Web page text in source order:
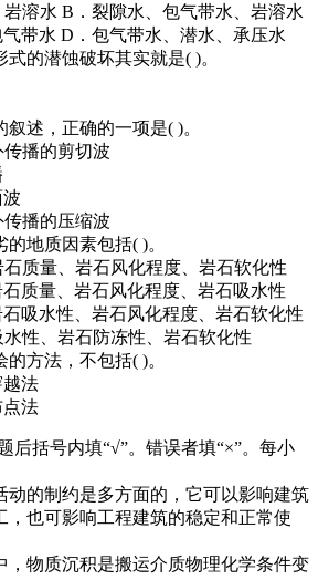
溶水 B．裂隙水、包气带水、岩溶水
带水 D．包气带水、潜水、承压水
的潜蚀破坏其实就是( )。
述，正确的一项是( )。
播的剪切波
播的压缩波
地质因素包括( )。
质量、岩石风化程度、岩石软化性
质量、岩石风化程度、岩石吸水性
吸水性、岩石风化程度、岩石软化性
性、岩石防冻性、岩石软化性
方法，不包括( )。
法
法
后括号内填“√”。错误者填“×”。每小
动的制约是多方面的，它可以影响建筑
，也可影响工程建筑的稳定和正常使
，物质沉积是搬运介质物理化学条件变